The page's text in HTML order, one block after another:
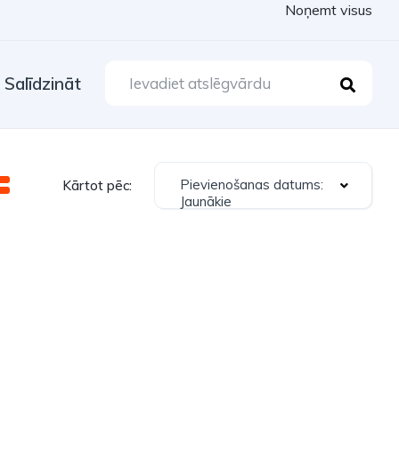
Noņemt visus
Salīdzināt
Kārtot pēc:
Pievienošanas datums:
Jaunākie